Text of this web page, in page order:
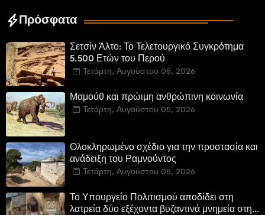
Πρόσφατα
Σετσίν Άλτο: Το Τελετουργικό Συγκρότημα
5.500 Ετών του Περού
Τετάρτη, Αυγούστου 05, 2026
Μαμούθ και πρώιμη ανθρώπινη κοινωνία
Τετάρτη, Αυγούστου 05, 2026
Ολοκληρωμένο σχέδιο για την προστασία και
ανάδειξη του Ραμνούντος
Τετάρτη, Αυγούστου 05, 2026
Το Υπουργείο Πολιτισμού αποδίδει στη
λατρεία δύο εξέχοντα βυζαντινά μνημεία στην